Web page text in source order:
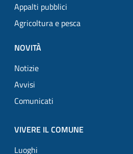
Appalti pubblici
Agricoltura e pesca
NOVITÀ
Notizie
Avvisi
Comunicati
VIVERE IL COMUNE
Luoghi